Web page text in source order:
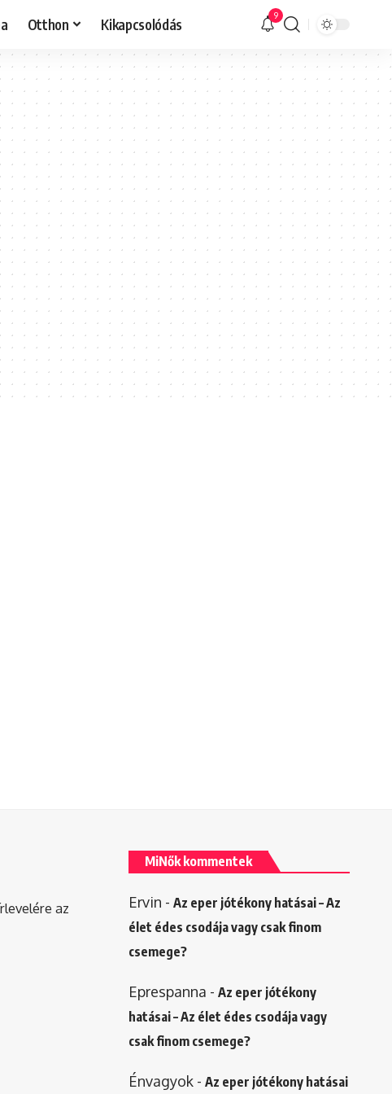
Otthon Kikapcsolódás 9
az
MiNők kommentek
Ervin - Az eper jótékony hatásai – Az
élet édes csodája vagy csak finom
csemege?
Eprespanna - Az eper jótékony
hatásai – Az élet édes csodája vagy
csak finom csemege?
Énvagyok- Az eper jótékony hatásai